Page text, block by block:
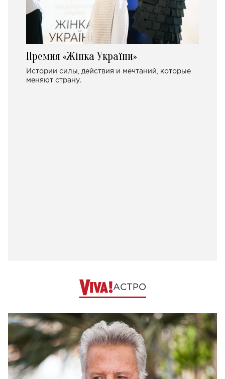
Премия «Жінка України»
Истории силы, действия и мечтаний, которые
меняют страну.
АСТРО